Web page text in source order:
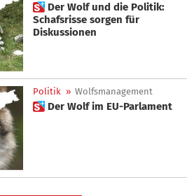
 Der Wolf und die Politik:
Schafsrisse sorgen für
Diskussionen
Politik » Wolfsmanagement
 Der Wolf im EU-Parlament